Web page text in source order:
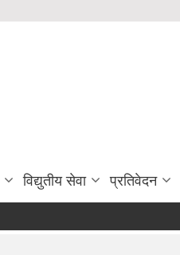
विद्युतीय सेवा प्रतिवेदन